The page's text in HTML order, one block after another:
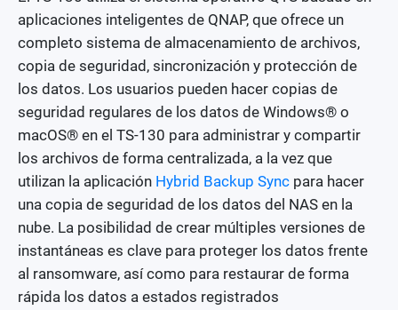
aplicaciones inteligentes de QNAP, que ofrece un
completo sistema de almacenamiento de archivos,
copia de seguridad, sincronización y protección de
los datos. Los usuarios pueden hacer copias de
seguridad regulares de los datos de Windows® o
macOS® en el TS-130 para administrar y compartir
los archivos de forma centralizada, a la vez que
utilizan la aplicación Hybrid Backup Sync para hacer
una copia de seguridad de los datos del NAS en la
nube. La posibilidad de crear múltiples versiones de
instantáneas es clave para proteger los datos frente
al ransomware, así como para restaurar de forma
rápida los datos a estados registrados